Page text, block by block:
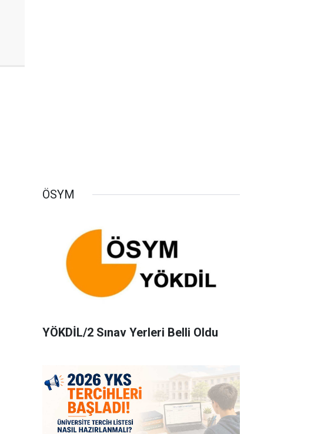
ÖSYM
YÖKDİL/2 Sınav Yerleri Belli Oldu